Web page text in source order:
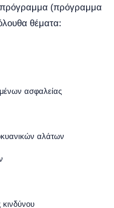
πρόγραμμα (πρόγραμμα
θέματα:
ασφαλείας
αλάτων
κινδύνου